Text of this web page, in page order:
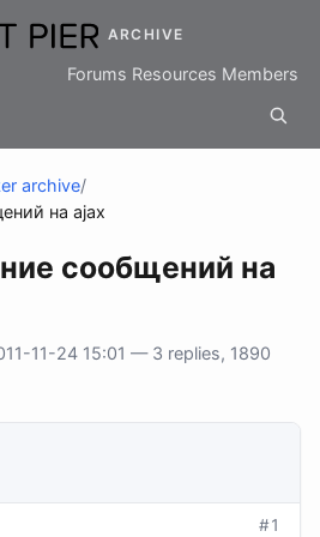
ARCHIVE
Forums Resources Members
archive/
на ajax
сообщений на
11-24 15:01 — 3 replies, 1890
#1